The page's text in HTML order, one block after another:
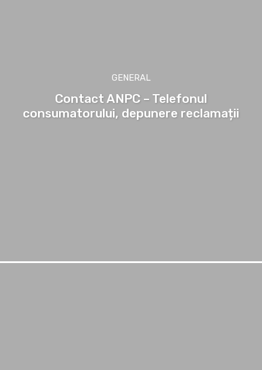
GENERAL
Contact ANPC – Telefonul
consumatorului, depunere reclamații